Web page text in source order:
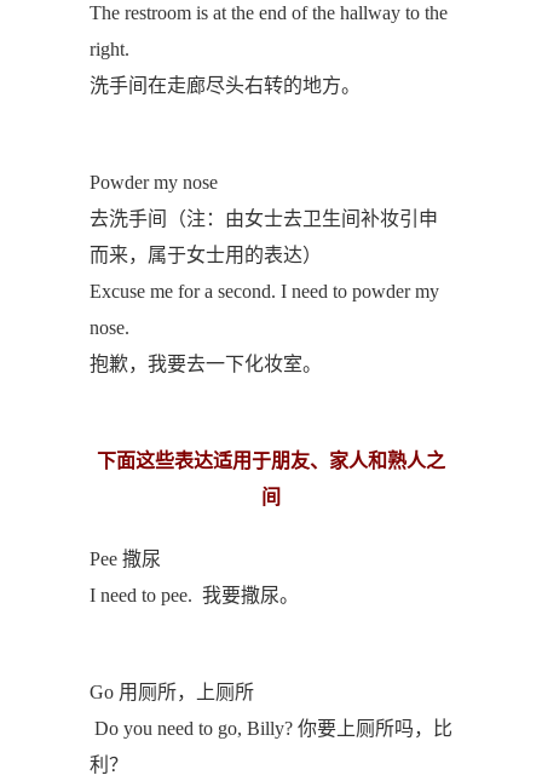
The restroom is at the end of the hallway to the
right.
洗手间在走廊尽头右转的地方。
Powder my nose
去洗手间（注：由女士去卫生间补妆引申
而来，属于女士用的表达）
Excuse me for a second. I need to powder my
nose.
抱歉，我要去一下化妆室。
下面这些表达适用于朋友、家人和熟人之
间
Pee 撒尿
I need to pee. 我要撒尿。
Go 用厕所，上厕所
Do you need to go, Billy? 你要上厕所吗，比
利？